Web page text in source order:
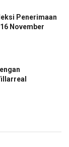
Penerimaan
November